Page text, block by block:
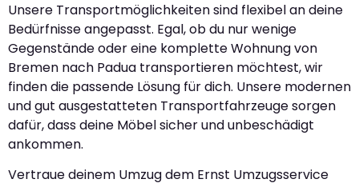
Unsere Transportmöglichkeiten sind flexibel an deine
Bedürfnisse angepasst. Egal, ob du nur wenige
Gegenstände oder eine komplette Wohnung von
Bremen nach Padua transportieren möchtest, wir
finden die passende Lösung für dich. Unsere modernen
und gut ausgestatteten Transportfahrzeuge sorgen
dafür, dass deine Möbel sicher und unbeschädigt
ankommen.
Vertraue deinem Umzug dem Ernst Umzugsservice